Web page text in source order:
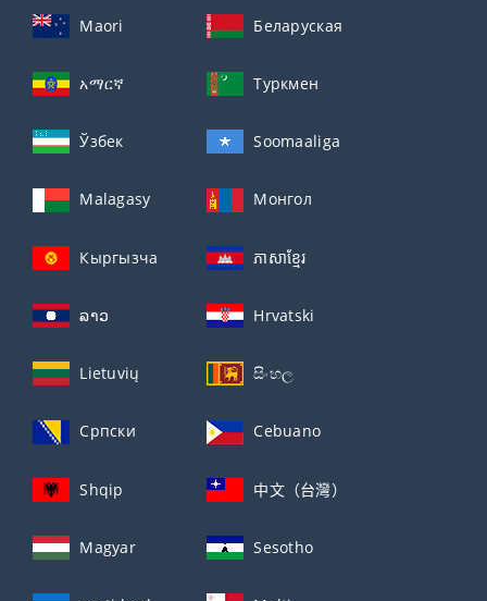
Maori Беларуская
አማርኛ Туркмен
Ўзбек Soomaaliga
Malagasy Монгол
Кыргызча ភាសាខ្មែរ
ລາວ Hrvatski
Lietuvių සිංහල
Српски Cebuano
Shqip 中文（台灣）
Magyar Sesotho